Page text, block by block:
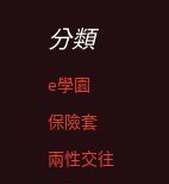
分類
e學園
保險套
兩性交往